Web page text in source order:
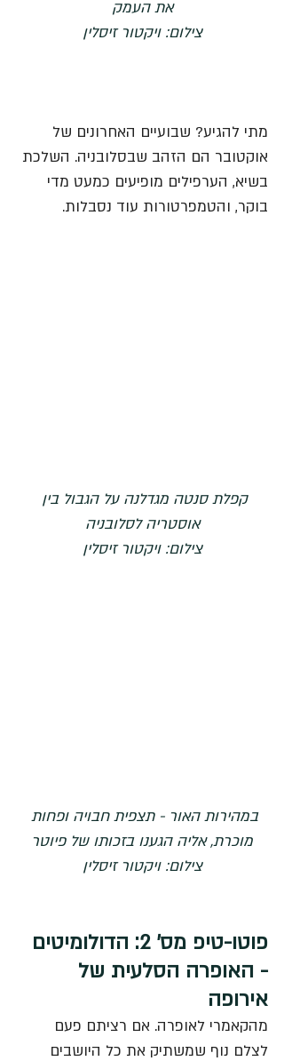
את העמק
צילום: ויקטור זיסלין
מתי להגיע? שבועיים האחרונים של
אוקטובר הם הזהב שבסלובניה. השלכת
בשיא, הערפילים מופיעים כמעט מדי
בוקר, והטמפרטורות עוד נסבלות.
קפלת סנטה מגדלנה על הגבול בין
אוסטריה לסלובניה
צילום: ויקטור זיסלין
במהירות האור - תצפית חבויה ופחות
מוכרת, אליה הגענו בזכותו של פיוטר
צילום: ויקטור זיסלין
פוטו-טיפ מס' 2: הדולומיטים
- האופרה הסלעית של
אירופה
מהקאמרי לאופרה. אם רציתם פעם
לצלם נוף שמשתיק את כל היושבים